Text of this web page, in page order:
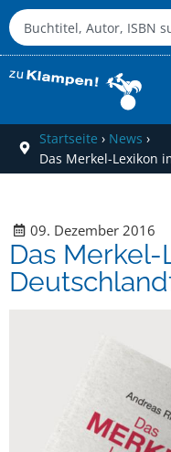
Startseite › News ›
Das Merkel-Lexikon
09. Dezember 2016
Das